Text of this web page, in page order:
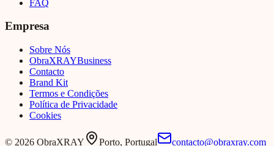
FAQ
Empresa
Sobre Nós
ObraXRAYBusiness
Contacto
Brand Kit
Termos e Condições
Política de Privacidade
Cookies
© 2026 ObraXRAY Porto, Portugal contacto@obraxray.com